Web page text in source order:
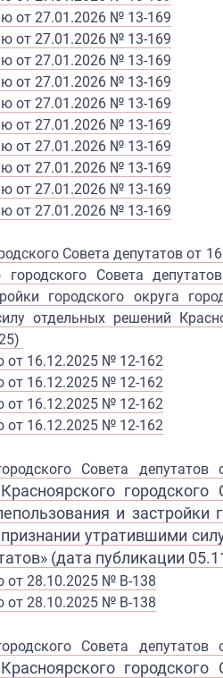
от 27.01.2026 № 13-169
от 27.01.2026 № 13-169
от 27.01.2026 № 13-169
от 27.01.2026 № 13-169
от 27.01.2026 № 13-169
от 27.01.2026 № 13-169
от 27.01.2026 № 13-169
от 27.01.2026 № 13-169
от 27.01.2026 № 13-169
от 27.01.2026 № 13-169
Совета депутатов от
городского Совета
городского округа
отдельных решений
16.12.2025 № 12-162
16.12.2025 № 12-162
16.12.2025 № 12-162
16.12.2025 № 12-162
Совета
Красноярского городского
и застройки
утратившими
(дата публикации
28.10.2025 № В-138
28.10.2025 № В-138
Совета
Красноярского городского